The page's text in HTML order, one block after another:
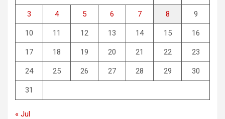
3 4 5 6 7 8 9
10 11 12 13 14 15 16
17 18 19 20 21 22 23
24 25 26 27 28 29 30
31
« Jul